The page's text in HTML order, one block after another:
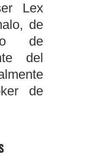
Lex
de
de
del
de